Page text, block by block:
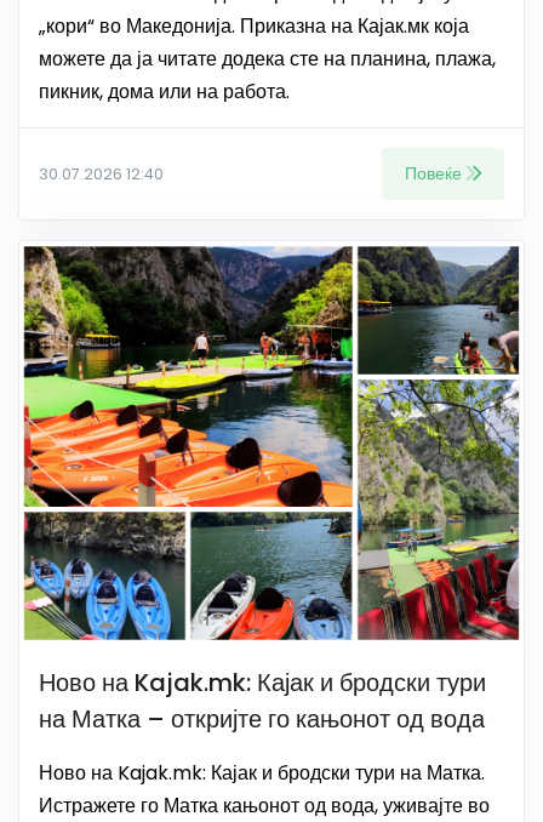
„кори“ во Македонија. Приказна на Кајак.мк која
можете да ја читате додека сте на планина, плажа,
пикник, дома или на работа.
30.07.2026 12:40 Повеќе
Ново на Kajak.mk: Кајак и бродски тури
на Матка – откријте го кањонот од вода
Ново на Kajak.mk: Кајак и бродски тури на Матка.
Истражете го Матка кањонот од вода, уживајте во